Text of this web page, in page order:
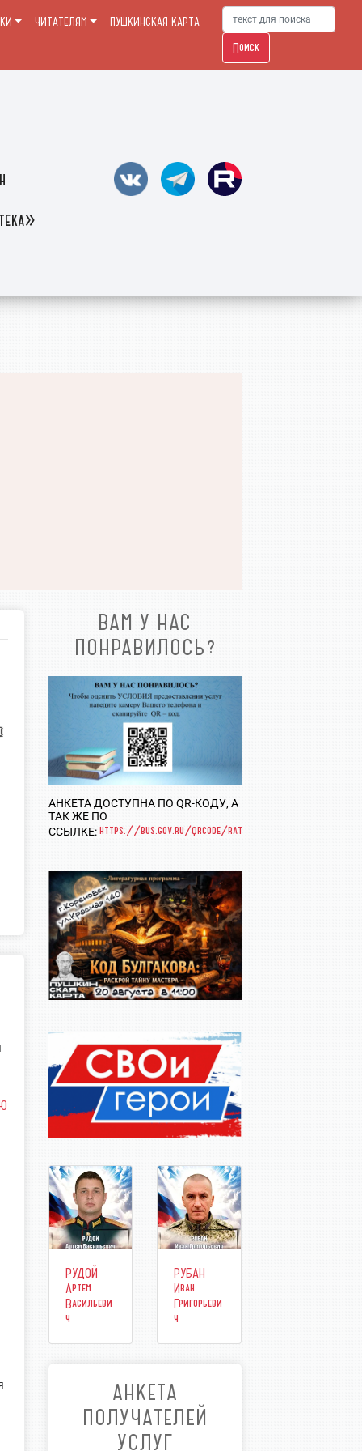
ЧИТАТЕЛЯМ ПУШКИНСКАЯ КАРТА
Поиск
ВАМ У НАС
ПОНРАВИЛОСЬ?
АНКЕТА ДОСТУПНА ПО QR-КОДУ, А
ТАК ЖЕ ПО
ССЫЛКЕ:https://bus.gov.ru/qrcode/rate/281087
РУДОЙ
Артем
Васильеви
ч
РУБАН
Иван
Григорьеви
ч
АНКЕТА
ПОЛУЧАТЕЛЕЙ
УСЛУГ